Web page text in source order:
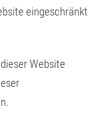
eingeschränkt
Website